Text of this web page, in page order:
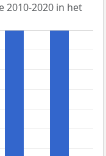
2010-2020 in het